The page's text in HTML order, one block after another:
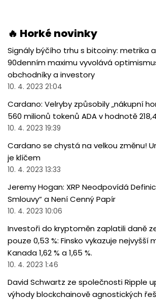
🔥 Horké novinky
Signály býčího trhu s bitcoiny: metrika
90denním maximu vyvolává
obchodníky a investory
10. 4. 2023 21:04
Cardano: Velryby způsobily „nákupní
560 milionů tokenů ADA v hodnotě
10. 4. 2023 19:39
Cardano se chystá na velkou změnu!
je klíčem
10. 4. 2023 13:33
Jeremy Hogan: XRP Neodpovídá
Smlouvy“ a Není Cenný Papír
10. 4. 2023 10:06
Investoři do kryptoměn zaplatili daně
pouze 0,53 %: Finsko vykazuje nejvyšší
Kanada 1,62 % a 1,65 %.
10. 4. 2023 1:46
David Schwartz ze společnosti Ripple
výhody blockchainově agnostických